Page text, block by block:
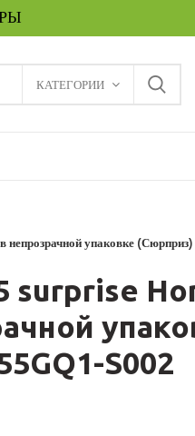
КАТЕГОРИИ
упаковке
surprise
S002